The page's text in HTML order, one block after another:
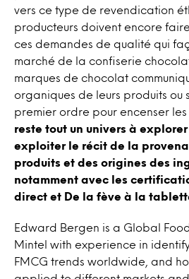
vers ce type de revendication
producteurs doivent encore
ces demandes de qualité qui
marché de la confiserie
marques de chocolat
organiques de leurs produits ou
premier ordre pour encenser les
reste tout un univers à explorer
exploiter le récit de la
produits et des origines des
notamment avec les
direct et De la fève à la
Edward Bergen is a Global
Mintel with experience in
FMCG trends worldwide, and